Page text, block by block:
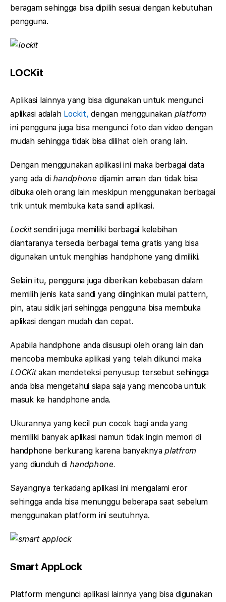
beragam sehingga bisa dipilih sesuai dengan kebutuhan
pengguna.
LOCKit
Aplikasi lainnya yang bisa digunakan untuk mengunci
aplikasi adalah Lockit, dengan menggunakan platform
ini pengguna juga bisa mengunci foto dan video dengan
mudah sehingga tidak bisa dilihat oleh orang lain.
Dengan menggunakan aplikasi ini maka berbagai data
yang ada di handphone dijamin aman dan tidak bisa
dibuka oleh orang lain meskipun menggunakan berbagai
trik untuk membuka kata sandi aplikasi.
Lockitsendiri juga memiliki berbagai kelebihan
diantaranya tersedia berbagai tema gratis yang bisa
digunakan untuk menghias handphone yang dimiliki.
Selain itu, pengguna juga diberikan kebebasan dalam
memilih jenis kata sandi yang diinginkan mulai pattern,
pin, atau sidik jari sehingga pengguna bisa membuka
aplikasi dengan mudah dan cepat.
Apabila handphone anda disusupi oleh orang lain dan
mencoba membuka aplikasi yang telah dikunci maka
LOCKitakan mendeteksi penyusup tersebut sehingga
anda bisa mengetahui siapa saja yang mencoba untuk
masuk ke handphone anda.
Ukurannya yang kecil pun cocok bagi anda yang
memiliki banyak aplikasi namun tidak ingin memori di
handphone berkurang karena banyaknyaplatfrom
yang diunduh di handphone.
Sayangnya terkadang aplikasi ini mengalami eror
sehingga anda bisa menunggu beberapa saat sebelum
menggunakan platform ini seutuhnya.
Smart AppLock
Platform mengunci aplikasi lainnya yang bisa digunakan